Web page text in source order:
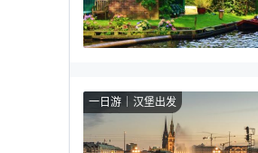
一日游 汉堡出发